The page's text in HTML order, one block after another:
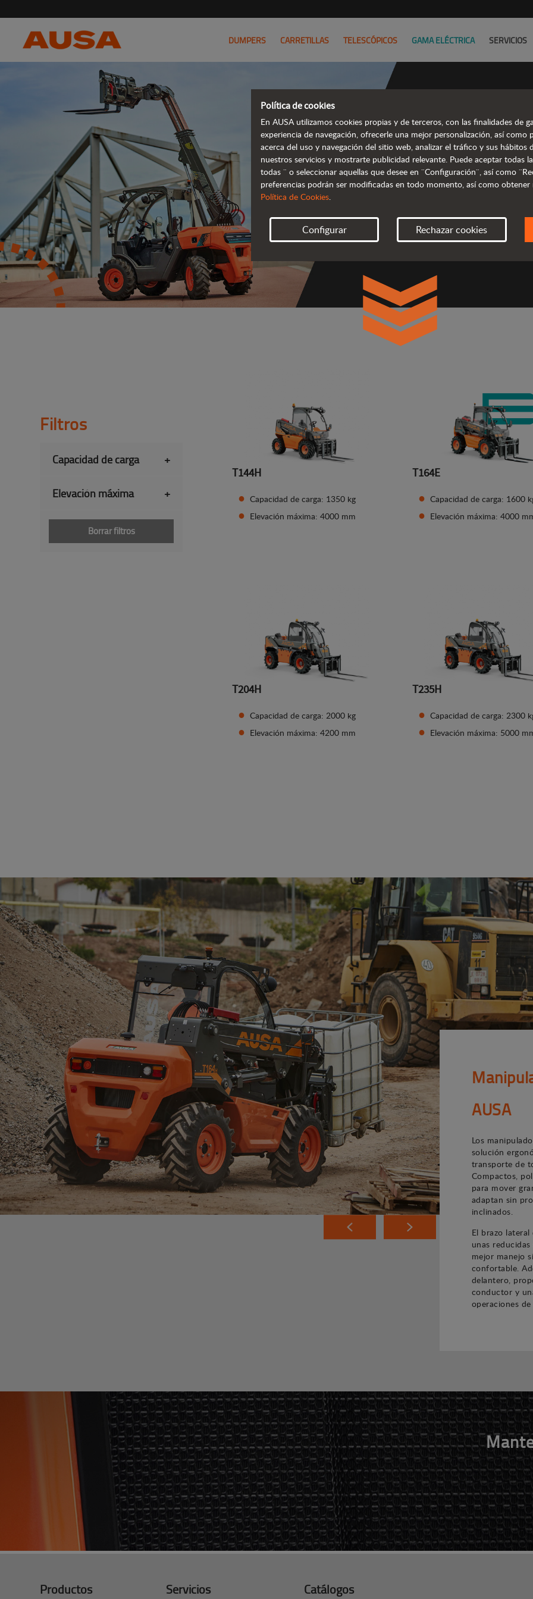
DUMPERS CARRETILLAS TELESCÓPICOS GAMA ELÉCTRICA SERVICIOS
compactos y
Filtros
Capacidad de carga +
Elevación máxima +
Borrar filtros
T144H
Capacidad de carga: 1350 kg
Elevación máxima: 4000 mm
T164E
Capacidad de carga: 1600
Elevación máxima: 4000
T204H
Capacidad de carga: 2000 kg
Elevación máxima: 4200 mm
T235H
Capacidad de carga: 2300
Elevación máxima: 5000
AUSA
Los
solución
transporte de
Compactos,
para mover
adaptan sin
inclinados.
El brazo
unas
mejor manejo
confortable.
delantero,
conductor y
operaciones
Productos Servicios Catálogos
Política de cookies
En AUSA utilizamos cookies propias y de terceros, con las finalidades de
experiencia de navegación, ofrecerle una mejor personalización, así como
acerca del uso y navegación del sitio web, analizar el tráfico y sus hábitos
nuestros servicios y mostrarte publicidad relevante. Puede aceptar todas
todas ¨ o seleccionar aquellas que desee en ¨Configuración¨, así como
preferencias podrán ser modificadas en todo momento, así como
Política de Cookies.
Configurar Rechazar cookies